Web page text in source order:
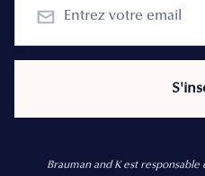
Brauman and K est